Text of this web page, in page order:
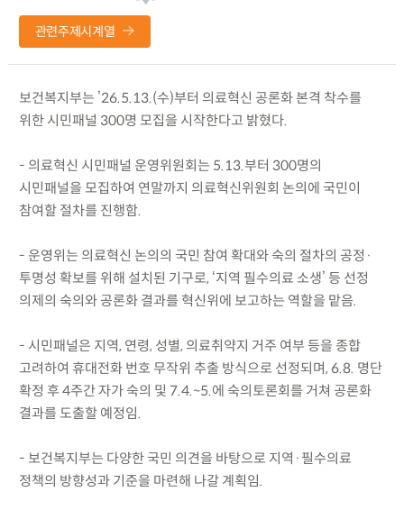
관련주제시계열
보건복지부는 ’26.5.13.(수)부터 의료혁신 공론화 본격 착수를
위한 시민패널 300명 모집을 시작한다고 밝혔다.
- 의료혁신 시민패널 운영위원회는 5.13.부터 300명의
시민패널을 모집하여 연말까지 의료혁신위원회 논의에 국민이
참여할 절차를 진행함.
- 운영위는 의료혁신 논의의 국민 참여 확대와 숙의 절차의 공정·
투명성 확보를 위해 설치된 기구로, ‘지역 필수의료 소생’ 등 선정
의제의 숙의와 공론화 결과를 혁신위에 보고하는 역할을 맡음.
- 시민패널은 지역, 연령, 성별, 의료취약지 거주 여부 등을 종합
고려하여 휴대전화 번호 무작위 추출 방식으로 선정되며, 6.8. 명단
확정 후 4주간 자가 숙의 및 7.4.~5.에 숙의토론회를 거쳐 공론화
결과를 도출할 예정임.
- 보건복지부는 다양한 국민 의견을 바탕으로 지역·필수의료
정책의 방향성과 기준을 마련해 나갈 계획임.